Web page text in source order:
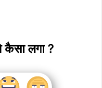
कैसा लगा ?